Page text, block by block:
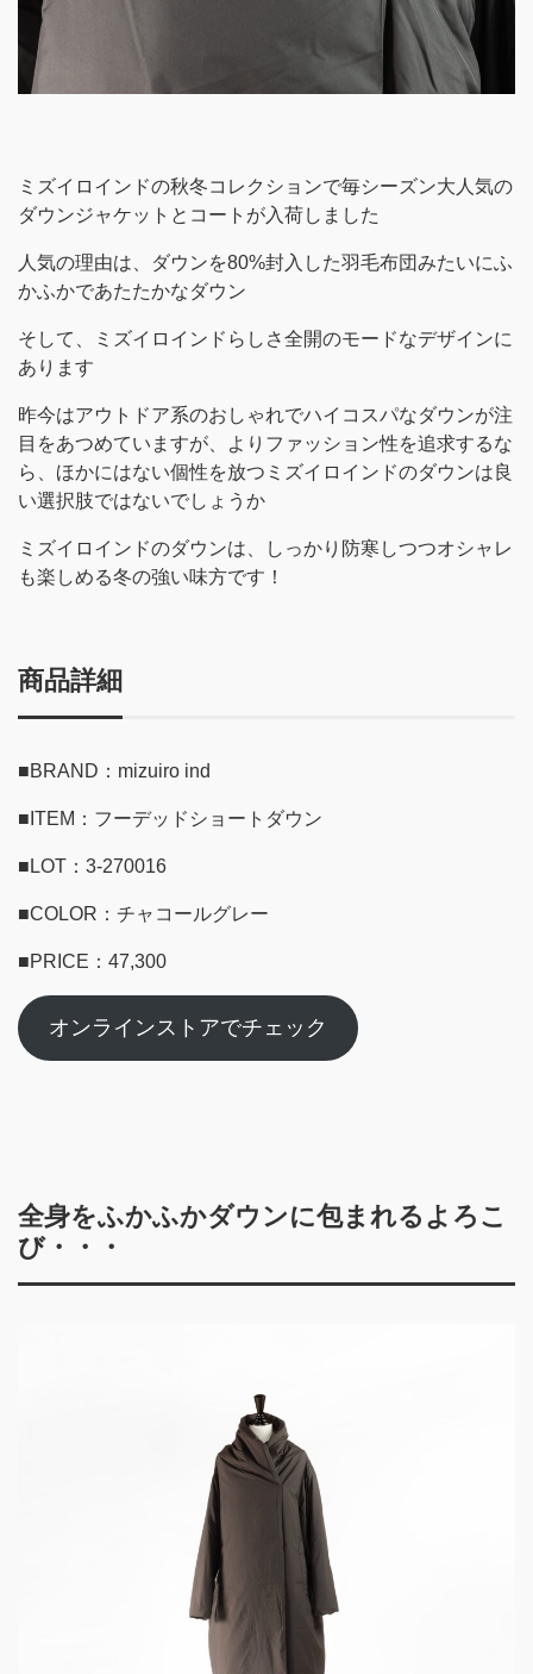
ミズイロインドの秋冬コレクションで毎シーズン大人気の
ダウンジャケットとコートが入荷しました
人気の理由は、ダウンを80%封入した羽毛布団みたいにふ
かふかであたたかなダウン
そして、ミズイロインドらしさ全開のモードなデザインに
あります
昨今はアウトドア系のおしゃれでハイコスパなダウンが注
目をあつめていますが、よりファッション性を追求するな
ら、ほかにはない個性を放つミズイロインドのダウンは良
い選択肢ではないでしょうか
ミズイロインドのダウンは、しっかり防寒しつつオシャレ
も楽しめる冬の強い味方です！
商品詳細
■BRAND：mizuiro ind
■ITEM：フーデッドショートダウン
■LOT：3-270016
■COLOR：チャコールグレー
■PRICE：47,300
オンラインストアでチェック
全身をふかふかダウンに包まれるよろこ
び・・・